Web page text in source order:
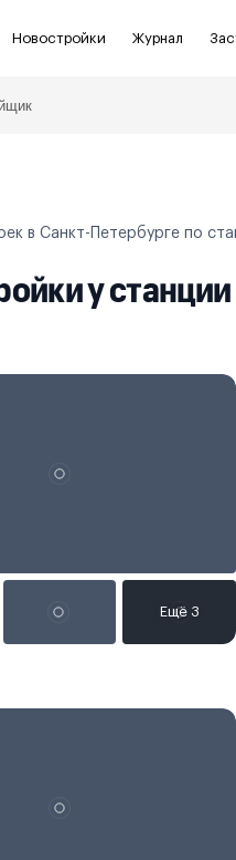
Новостройки
в Лен. области
Журнал
в Санкт-Петербурге по
у